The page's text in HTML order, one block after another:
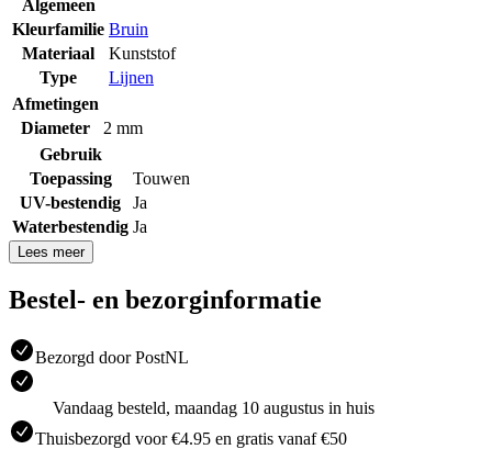
Algemeen
Kleurfamilie Bruin
Materiaal
Kunststof
Type
Lijnen
Afmetingen
Diameter
2 mm
Gebruik
Toepassing
Touwen
UV-bestendig
Ja
Waterbestendig Ja
Lees meer
Bestel- en bezorginformatie
Bezorgd door PostNL
Vandaag besteld, maandag 10 augustus in huis
Thuisbezorgd voor €4.95 en gratis vanaf €50